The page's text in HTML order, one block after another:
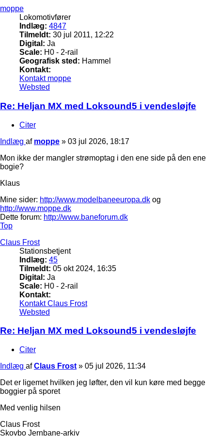
moppe
Lokomotivfører
Indlæg: 4847
Tilmeldt: 30 jul 2011, 12:22
Digital: Ja
Scale: H0 - 2-rail
Geografisk sted: Hammel
Kontakt:
Kontakt moppe
Websted
Re: Heljan MX med Loksound5 i vendesløjfe
Citer
Indlæg af moppe » 03 jul 2026, 18:17
Mon ikke der mangler strømoptag i den ene side på den ene
bogie?
Klaus
Mine sider: http://www.modelbaneeuropa.dk og
http://www.moppe.dk
Dette forum: http://www.baneforum.dk
Top
Claus Frost
Stationsbetjent
Indlæg: 45
Tilmeldt: 05 okt 2024, 16:35
Digital: Ja
Scale: H0 - 2-rail
Kontakt:
Kontakt Claus Frost
Websted
Re: Heljan MX med Loksound5 i vendesløjfe
Citer
Indlæg afClaus Frost » 05 jul 2026, 11:34
Det er ligemet hvilken jeg løfter, den vil kun køre med begge
boggier på sporet
Med venlig hilsen
Claus Frost
Skovbo Jernbane-arkiv